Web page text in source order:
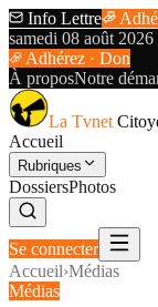
Info Lettre
samedi 08 août 2026
Adhérez · Don
À proposNotre
La Tvnet
Accueil
Rubriques
DossiersPhotos
Se connecter
Accueil›Médias
Médias